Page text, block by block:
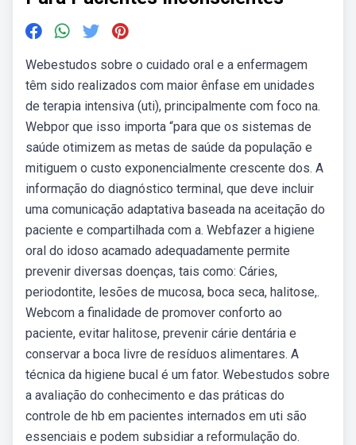
Webestudos sobre o cuidado oral e a enfermagem
têm sido realizados com maior ênfase em unidades
de terapia intensiva (uti), principalmente com foco na.
Webpor que isso importa “para que os sistemas de
saúde otimizem as metas de saúde da população e
mitiguem o custo exponencialmente crescente dos. A
informação do diagnóstico terminal, que deve incluir
uma comunicação adaptativa baseada na aceitação do
paciente e compartilhada com a. Webfazer a higiene
oral do idoso acamado adequadamente permite
prevenir diversas doenças, tais como: Cáries,
periodontite, lesões de mucosa, boca seca, halitose,.
Webcom a finalidade de promover conforto ao
paciente, evitar halitose, prevenir cárie dentária e
conservar a boca livre de resíduos alimentares. A
técnica da higiene bucal é um fator. Webestudos sobre
a avaliação do conhecimento e das práticas do
controle de hb em pacientes internados em uti são
essenciais e podem subsidiar a reformulação do.